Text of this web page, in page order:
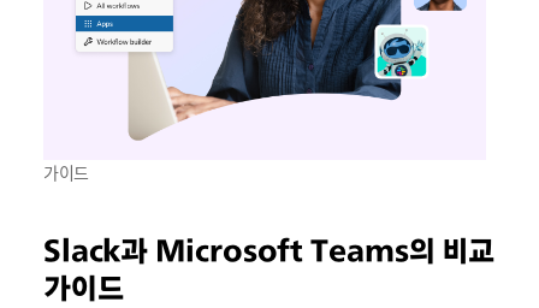
가이드
Slack과 Microsoft Teams의 비교
가이드